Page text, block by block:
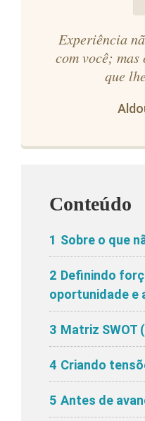
Experiência
com você; mas
que
Conteúdo
1 Sobre o que
2 Definindo
oportunidade e
3 Matriz SWOT
4 Criando
5 Antes de